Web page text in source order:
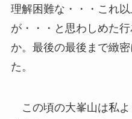
理解困難な・・・これ
が・・・と思わしめた
か。最後の最後まで緻
た。
この頃の大峯山は私よ